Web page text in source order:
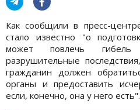
Как сообщили в пресс-
стало известно "о
может повлечь
разрушительные
гражданин должен
органы и предоставить
если, конечно, она у него есть".